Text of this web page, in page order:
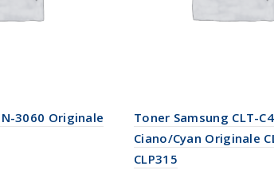
3060 Originale
Toner Samsung CLT-
Ciano/Cyan Originale
CLP315